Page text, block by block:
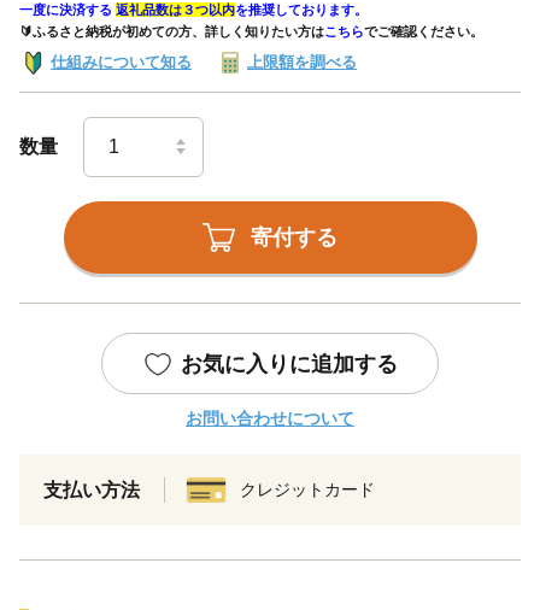
一度に決済する 返礼品数は３つ以内を推奨しております。
🔰ふるさと納税が初めての方、詳しく知りたい方はこちらでご確認ください。
仕組みについて知る 上限額を調べる
数量
寄付する
お気に入りに追加する
お問い合わせについて
支払い方法 クレジットカード